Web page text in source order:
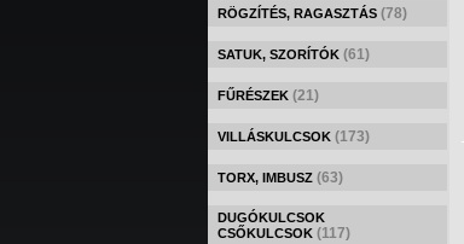
RÖGZÍTÉS, RAGASZTÁS (78)
SATUK, SZORÍTÓK (61)
FŰRÉSZEK (21)
VILLÁSKULCSOK (173)
TORX, IMBUSZ (63)
DUGÓKULCSOK
CSŐKULCSOK (117)